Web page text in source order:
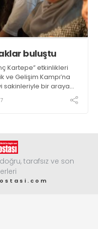
buluştu
Kartepe” etkinlikleri
Gelişim Kampı’na
sakinleriyle bir araya
tarafsız ve son